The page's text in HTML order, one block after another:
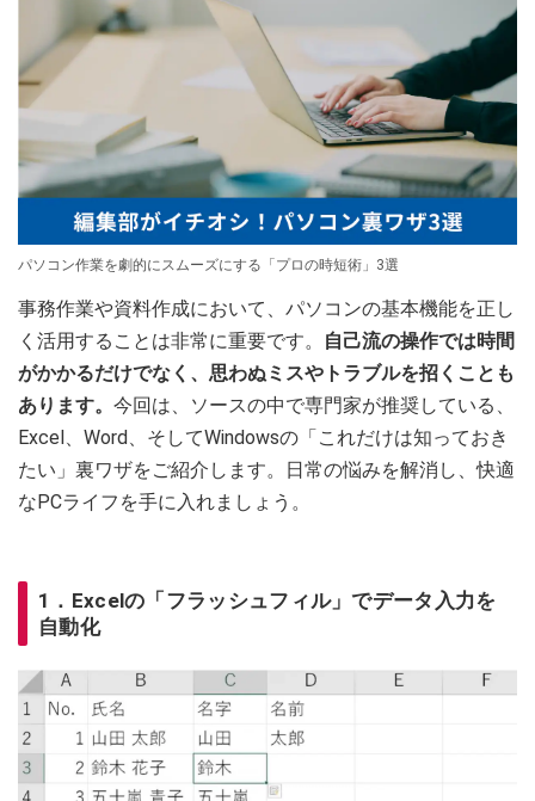
パソコン作業を劇的にスムーズにする「プロの時短術」3選
事務作業や資料作成において、パソコンの基本機能を正し
く活用することは非常に重要です。
自己流の操作では時間
がかかるだけでなく、思わぬミスやトラブルを招くことも
あります。 今回は、ソースの中で専門家が推奨している、
Excel、Word、そしてWindowsの「これだけは知っておき
たい」裏ワザをご紹介します。日常の悩みを解消し、快適
なPCライフを手に入れましょう。
1．Excelの「フラッシュフィル」でデータ入力を
自動化